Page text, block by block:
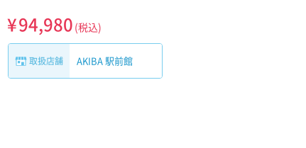
¥94,980 (税込)
取扱店舗 AKIBA 駅前館